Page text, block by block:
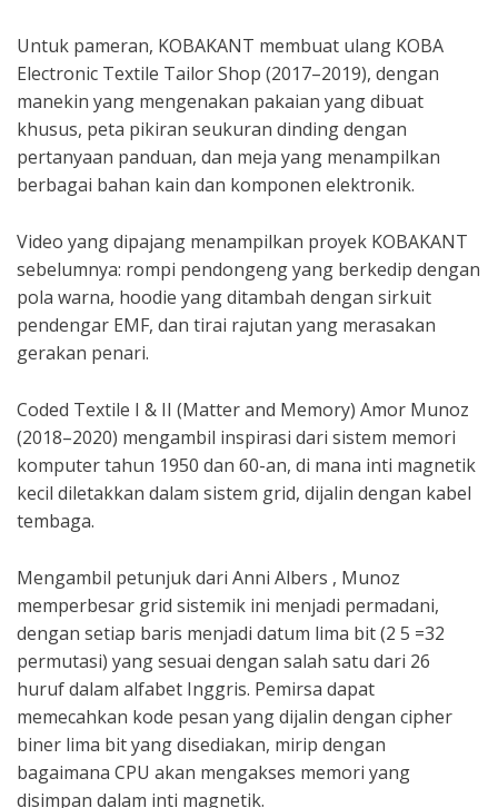
Untuk pameran, KOBAKANT membuat ulang KOBA
Electronic Textile Tailor Shop (2017–2019), dengan
manekin yang mengenakan pakaian yang dibuat
khusus, peta pikiran seukuran dinding dengan
pertanyaan panduan, dan meja yang menampilkan
berbagai bahan kain dan komponen elektronik.
Video yang dipajang menampilkan proyek KOBAKANT
sebelumnya: rompi pendongeng yang berkedip dengan
pola warna, hoodie yang ditambah dengan sirkuit
pendengar EMF, dan tirai rajutan yang merasakan
gerakan penari.
Coded Textile I & II (Matter and Memory) Amor Munoz
(2018–2020) mengambil inspirasi dari sistem memori
komputer tahun 1950 dan 60-an, di mana inti magnetik
kecil diletakkan dalam sistem grid, dijalin dengan kabel
tembaga.
Mengambil petunjuk dari Anni Albers , Munoz
memperbesar grid sistemik ini menjadi permadani,
dengan setiap baris menjadi datum lima bit (2 5 =32
permutasi) yang sesuai dengan salah satu dari 26
huruf dalam alfabet Inggris. Pemirsa dapat
memecahkan kode pesan yang dijalin dengan cipher
biner lima bit yang disediakan, mirip dengan
bagaimana CPU akan mengakses memori yang
disimpan dalam inti magnetik.